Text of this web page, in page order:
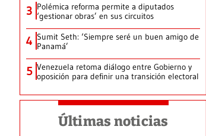
3 Polémica reforma permite a diputados
‘gestionar obras’ en sus circuitos
4 Sumit Seth: ‘Siempre seré un buen amigo de
Panamá’
5 Venezuela retoma diálogo entre Gobierno y
oposición para definir una transición electoral
Últimas noticias